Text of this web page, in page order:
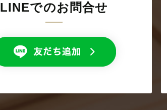
LINEでのお問合せ